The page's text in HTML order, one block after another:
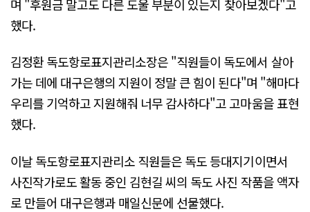
며 "후원금 말고도 다른 도울 부분이 있는지 찾아보겠다"고
했다.
김정환 독도항로표지관리소장은 "직원들이 독도에서 살아
가는 데에 대구은행의 지원이 정말 큰 힘이 된다"며 "해마다
우리를 기억하고 지원해줘 너무 감사하다"고 고마움을 표현
했다.
이날 독도항로표지관리소 직원들은 독도 등대지기이면서
사진작가로도 활동 중인 김현길 씨의 독도 사진 작품을 액자
로 만들어 대구은행과 매일신문에 선물했다.